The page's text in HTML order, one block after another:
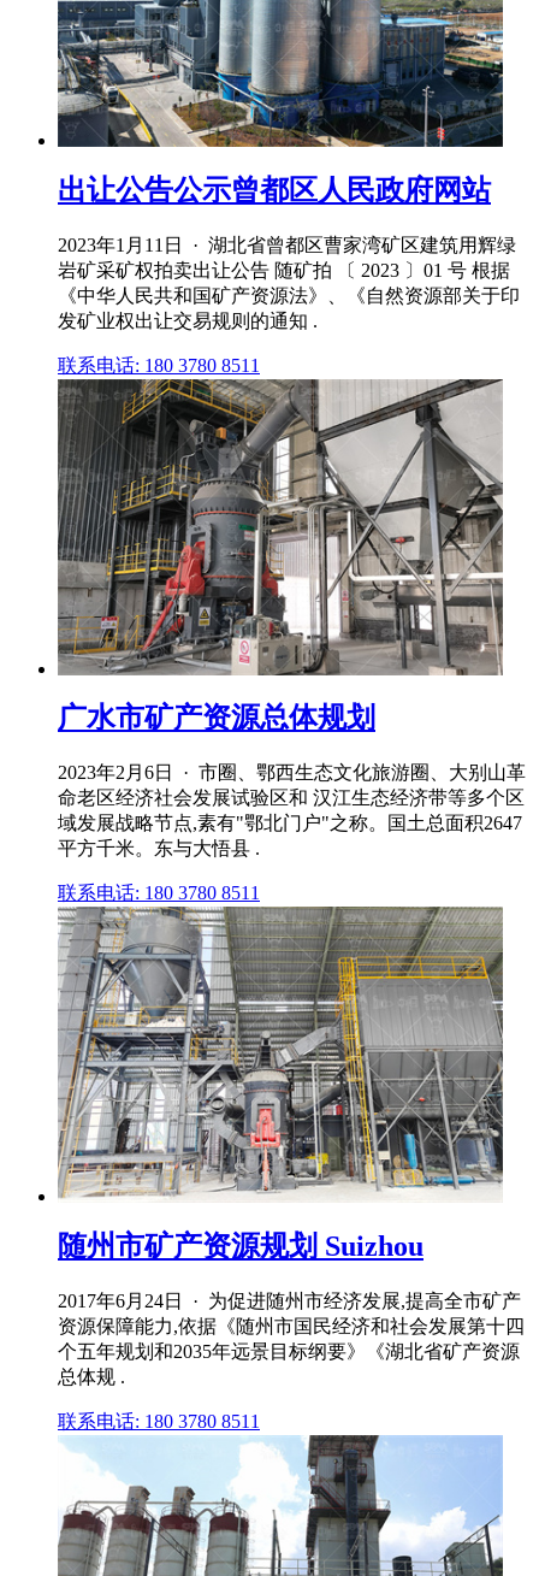
出让公告公示曾都区人民政府网站
2023年1月11日 · 湖北省曾都区曹家湾矿区建筑用辉绿
岩矿采矿权拍卖出让公告 随矿拍 〔 2023 〕01 号 根据
《中华人民共和国矿产资源法》、《自然资源部关于印
发矿业权出让交易规则的通知 .
联系电话: 180 3780 8511
广水市矿产资源总体规划
2023年2月6日 · 市圈、鄂西生态文化旅游圈、大别山革
命老区经济社会发展试验区和 汉江生态经济带等多个区
域发展战略节点,素有"鄂北门户"之称。国土总面积2647
平方千米。东与大悟县 .
联系电话: 180 3780 8511
随州市矿产资源规划 Suizhou
2017年6月24日 · 为促进随州市经济发展,提高全市矿产
资源保障能力,依据《随州市国民经济和社会发展第十四
个五年规划和2035年远景目标纲要》《湖北省矿产资源
总体规 .
联系电话: 180 3780 8511